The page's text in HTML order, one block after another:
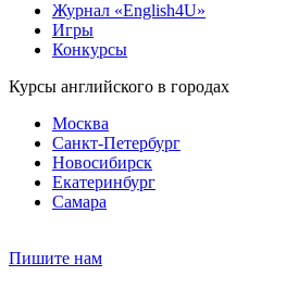
Журнал «English4U»
Игры
Конкурсы
Курсы английского в городах
Москва
Санкт-Петербург
Новосибирск
Екатеринбург
Самара
Пишите нам